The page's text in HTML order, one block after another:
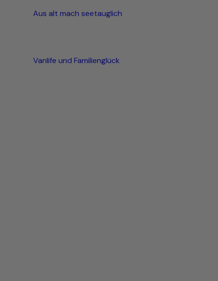
Aus alt mach seetauglich
Vanlife und Familienglück